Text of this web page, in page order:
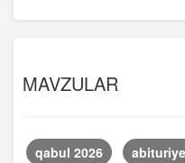
MAVZULAR
qabul 2026